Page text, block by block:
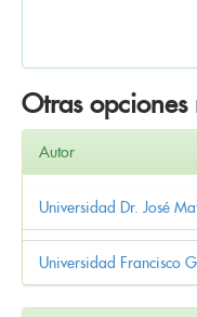
Otras opciones
Autor
Universidad Dr. José
Universidad Francisco